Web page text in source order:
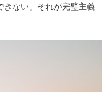
きない」それが完璧主義